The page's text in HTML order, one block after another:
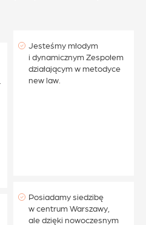
Jesteśmy młodym
i dynamicznym Zespołem
działającym w metodyce
new law.
Posiadamy siedzibę
w centrum Warszawy,
ale dzięki nowoczesnym